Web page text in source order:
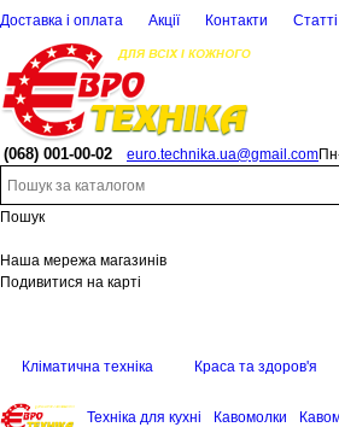
Доставка і оплата Акції Контакти Статті
(068) 001-00-02 euro.technika.ua@gmail.com
Пошук
Наша мережа магазинів
Подивитися на карті
Кліматична техніка Краса та здоров'я
Техніка для кухні Кавомолки